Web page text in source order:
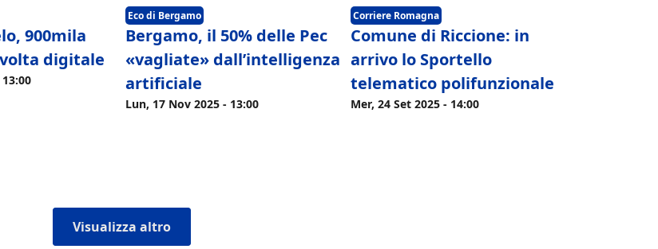
900mila
digitale
Eco di Bergamo
Bergamo, il 50% delle Pec
«vagliate» dall’intelligenza
artificiale
Lun, 17 Nov 2025 - 13:00
Corriere Romagna
Comune di Riccione: in
arrivo lo Sportello
telematico polifunzionale
Mer, 24 Set 2025 - 14:00
Visualizza altro